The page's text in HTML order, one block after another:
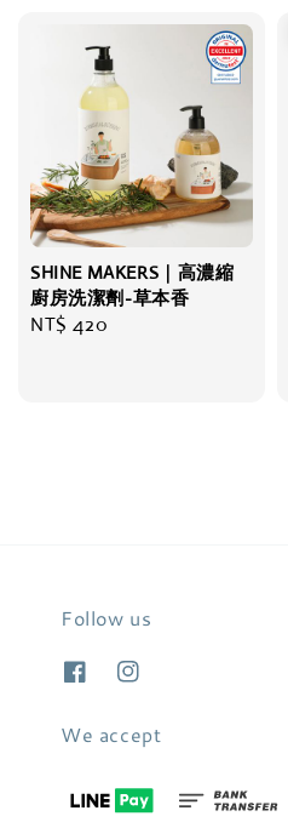
SHINE MAKERS｜高濃縮
廚房洗潔劑-草本香
Regular
NT$ 420
Follow us
We accept